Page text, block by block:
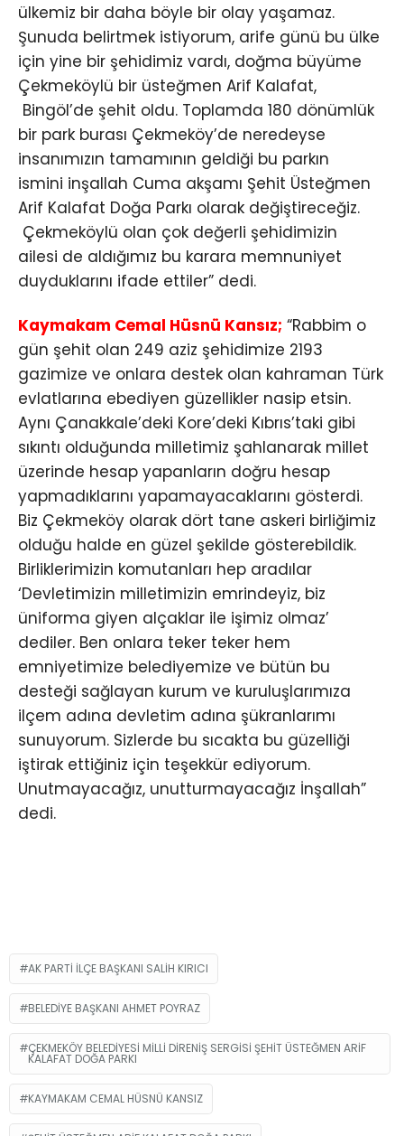
ülkemiz bir daha böyle bir olay yaşamaz.
Şunuda belirtmek istiyorum, arife günü bu ülke
için yine bir şehidimiz vardı, doğma büyüme
Çekmeköylü bir üsteğmen Arif Kalafat,
Bingöl’de şehit oldu. Toplamda 180 dönümlük
bir park burası Çekmeköy’de neredeyse
insanımızın tamamının geldiği bu parkın
ismini inşallah Cuma akşamı Şehit Üsteğmen
Arif Kalafat Doğa Parkı olarak değiştireceğiz.
Çekmeköylü olan çok değerli şehidimizin
ailesi de aldığımız bu karara memnuniyet
duyduklarını ifade ettiler” dedi.
Kaymakam Cemal Hüsnü Kansız; “Rabbim o
gün şehit olan 249 aziz şehidimize 2193
gazimize ve onlara destek olan kahraman Türk
evlatlarına ebediyen güzellikler nasip etsin.
Aynı Çanakkale’deki Kore’deki Kıbrıs’taki gibi
sıkıntı olduğunda milletimiz şahlanarak millet
üzerinde hesap yapanların doğru hesap
yapmadıklarını yapamayacaklarını gösterdi.
Biz Çekmeköy olarak dört tane askeri birliğimiz
olduğu halde en güzel şekilde gösterebildik.
Birliklerimizin komutanları hep aradılar
‘Devletimizin milletimizin emrindeyiz, biz
üniforma giyen alçaklar ile işimiz olmaz’
dediler. Ben onlara teker teker hem
emniyetimize belediyemize ve bütün bu
desteği sağlayan kurum ve kuruluşlarımıza
ilçem adına devletim adına şükranlarımı
sunuyorum. Sizlerde bu sıcakta bu güzelliği
iştirak ettiğiniz için teşekkür ediyorum.
Unutmayacağız, unutturmayacağız İnşallah”
dedi.
AK PARTI İLÇE BAŞKANI SALIH KIRICI
BELEDIYE BAŞKANI AHMET POYRAZ
ÇEKMEKÖY BELEDIYESI MILLI DIRENIŞ SERGISI ŞEHIT ÜSTEĞMEN ARIF
KALAFAT DOĞA PARKI
KAYMAKAM CEMAL HÜSNÜ KANSIZ